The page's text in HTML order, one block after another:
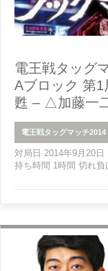
電王戦タッグ
Aブロック 第
甦 – △加藤一
電王戦タッグマッチ2014
対局日 2014年9月20
持ち時間 1時間 切れ負